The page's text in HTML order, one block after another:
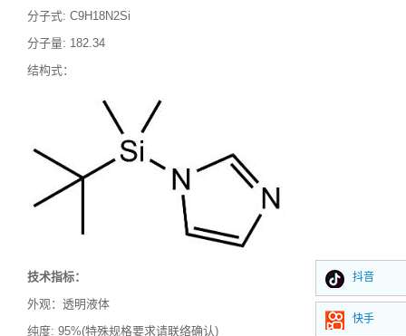
分子式: C9H18N2Si
分子量: 182.34
结构式：
技术指标：
外观：透明液体
纯度: 95%(特殊规格要求请联络确认)
抖音
快手